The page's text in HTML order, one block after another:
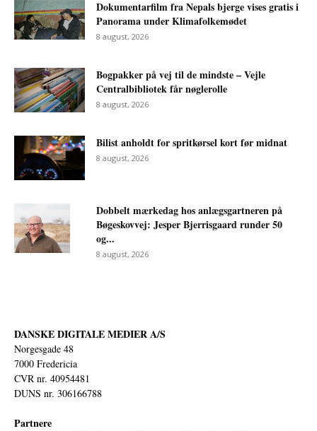
Dokumentarfilm fra Nepals bjerge vises gratis i
Panorama under Klimafolkemødet
8 august, 2026
Bogpakker på vej til de mindste – Vejle
Centralbibliotek får nøglerolle
8 august, 2026
Bilist anholdt for spritkørsel kort før midnat
8 august, 2026
Dobbelt mærkedag hos anlægsgartneren på
Bøgeskovvej: Jesper Bjerrisgaard runder 50
og...
8 august, 2026
DANSKE DIGITALE MEDIER A/S
Norgesgade 48
7000 Fredericia
CVR nr. 40954481
DUNS nr. 306166788
Partnere